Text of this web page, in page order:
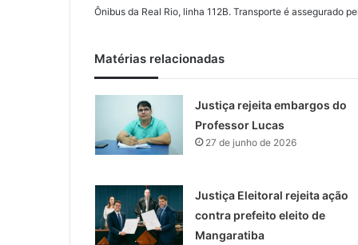
Ônibus da Real Rio, linha 112B. Transporte é assegurado
Matérias relacionadas
Justiça rejeita embargos do
Professor Lucas
27 de junho de 2026
Justiça Eleitoral rejeita ação
contra prefeito eleito de
Mangaratiba